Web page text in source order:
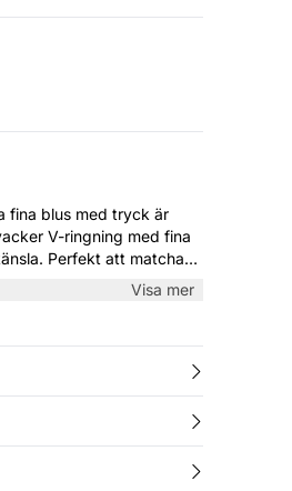
V-ringning med fina
Perfekt att matcha
vardag och festligaVisa mer